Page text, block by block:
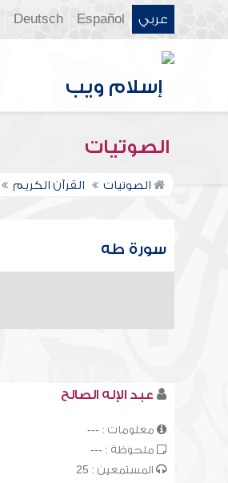
عربي Español
Deutsch
الصوتيات
الصوتيات القرآن الكريم
سورة طه
عبد الإله الصالح
معلومات : ---
ملحوظة : ---
المستمعين : 25